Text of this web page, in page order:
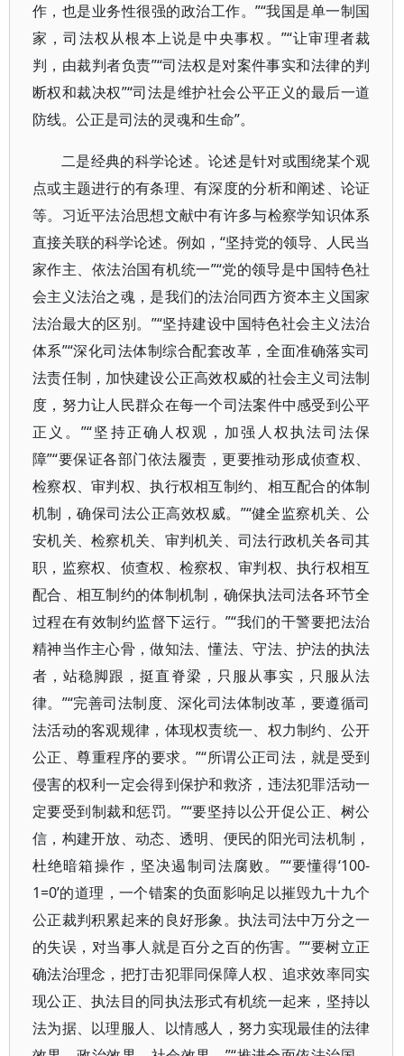
作，也是业务性很强的政治工作。”“我国是单一制国
家，司法权从根本上说是中央事权。”“让审理者裁
判，由裁判者负责”“司法权是对案件事实和法律的判
断权和裁决权”“司法是维护社会公平正义的最后一道
防线。公正是司法的灵魂和生命”。
二是经典的科学论述。论述是针对或围绕某个观
点或主题进行的有条理、有深度的分析和阐述、论证
等。习近平法治思想文献中有许多与检察学知识体系
直接关联的科学论述。例如，“坚持党的领导、人民当
家作主、依法治国有机统一”“党的领导是中国特色社
会主义法治之魂，是我们的法治同西方资本主义国家
法治最大的区别。”“坚持建设中国特色社会主义法治
体系”“深化司法体制综合配套改革，全面准确落实司
法责任制，加快建设公正高效权威的社会主义司法制
度，努力让人民群众在每一个司法案件中感受到公平
正义。”“坚持正确人权观，加强人权执法司法保
障”“要保证各部门依法履责，更要推动形成侦查权、
检察权、审判权、执行权相互制约、相互配合的体制
机制，确保司法公正高效权威。”“健全监察机关、公
安机关、检察机关、审判机关、司法行政机关各司其
职，监察权、侦查权、检察权、审判权、执行权相互
配合、相互制约的体制机制，确保执法司法各环节全
过程在有效制约监督下运行。”“我们的干警要把法治
精神当作主心骨，做知法、懂法、守法、护法的执法
者，站稳脚跟，挺直脊梁，只服从事实，只服从法
律。”“完善司法制度、深化司法体制改革，要遵循司
法活动的客观规律，体现权责统一、权力制约、公开
公正、尊重程序的要求。”“所谓公正司法，就是受到
侵害的权利一定会得到保护和救济，违法犯罪活动一
定要受到制裁和惩罚。”“要坚持以公开促公正、树公
信，构建开放、动态、透明、便民的阳光司法机制，
杜绝暗箱操作，坚决遏制司法腐败。”“要懂得‘100-
1=0’的道理，一个错案的负面影响足以摧毁九十九个
公正裁判积累起来的良好形象。执法司法中万分之一
的失误，对当事人就是百分之百的伤害。”“要树立正
确法治理念，把打击犯罪同保障人权、追求效率同实
现公正、执法目的同执法形式有机统一起来，坚持以
法为据、以理服人、以情感人，努力实现最佳的法律